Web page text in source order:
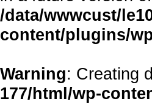
/data/wwwcust/
content/plugins/
Warning: Creating
177/html/wp-